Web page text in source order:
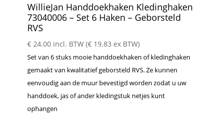
WillieJan Handdoekhaken Kledinghaken
73040006 – Set 6 Haken – Geborsteld
RVS
€24.00 incl. BTW (€19.83 ex BTW)
Set van 6 stuks mooie handdoekhaken of kledinghaken
gemaakt van kwalitatief geborsteld RVS. Ze kunnen
eenvoudig aan de muur bevestigd worden zodat u uw
handdoek, jas of ander kledingstuk netjes kunt
ophangen